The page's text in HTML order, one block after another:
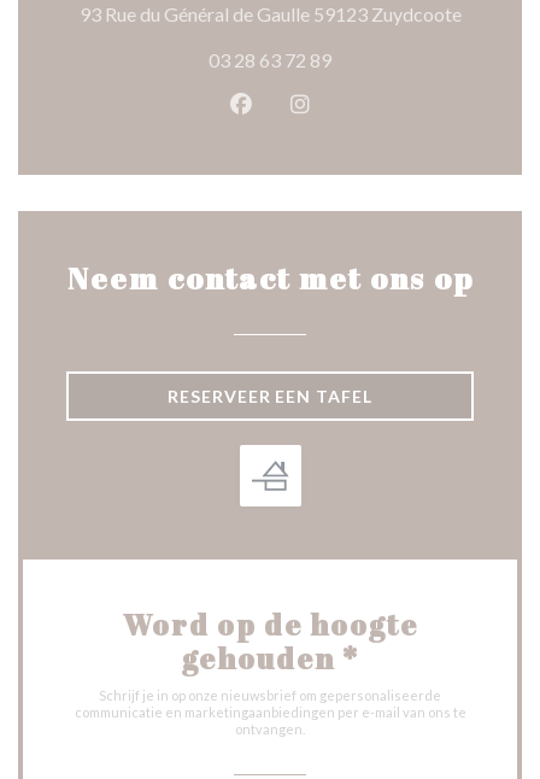
93 Rue du Général de Gaulle 59123 Zuydcoote((opent
03 28 63 72 89
Facebook ((opent in een nieuw
Instagram ((opent in een
Neem contact met ons op
RESERVEER EEN TAFEL
Word op de hoogte
gehouden *
Schrijf je in op onze nieuwsbrief om gepersonaliseerde
communicatie en marketingaanbiedingen per e-mail van ons te
ontvangen.